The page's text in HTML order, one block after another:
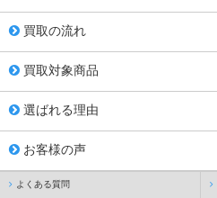
買取の流れ
買取対象商品
選ばれる理由
お客様の声
よくある質問